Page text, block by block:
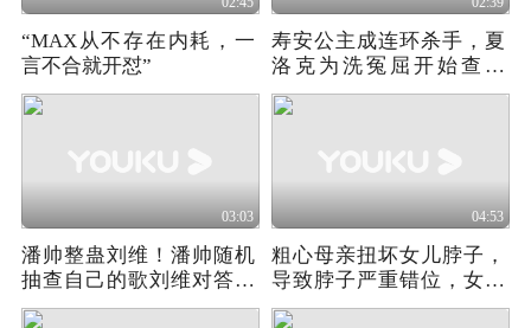
“MAX从不存在内耗，一
言不合就开怼”
寿安公主成连环杀手，夏
洛克为洗冤屈开始查案
《青年夏洛克》02
03:03
潘帅整蛊刘维！潘帅随机
抽查自己的歌刘维对答如
流
04:53
粗心母亲扭坏女儿脖子，
导致脖子严重错位，女儿
崩溃了！